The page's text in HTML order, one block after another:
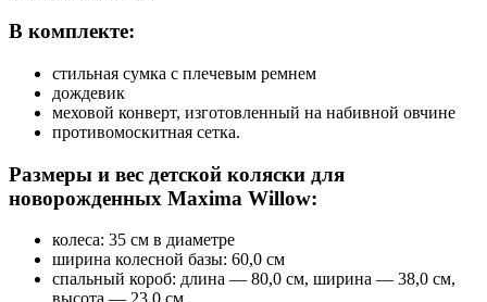
В комплекте:
стильная сумка с плечевым ремнем
дождевик
меховой конверт, изготовленный на набивной овчине
противомоскитная сетка.
Размеры и вес детской коляски для
новорожденных Maxima Willow:
колеса: 35 см в диаметре
ширина колесной базы: 60,0 см
спальный короб: длина — 80,0 см, ширина — 38,0 см,